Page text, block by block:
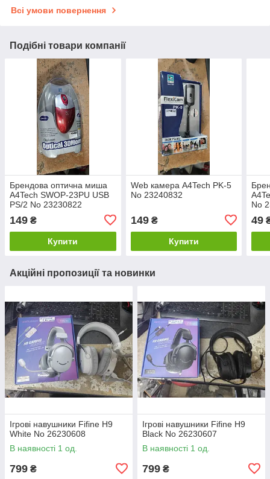
Всі умови повернення
Подібні товари компанії
Брендова оптична миша
A4Tech SWOP-23PU USB
PS/2 No 23230822
149 ₴
Купити
Web камера A4Tech PK-5
No 23240832
149₴
Купити
No
49
Акційні пропозиції та новинки
Ігрові навушники Fifine H9
White No 26230608
В наявності 1 од.
799 ₴
Ігрові навушники Fifine H9
Black No 26230607
В наявності 1 од.
799 ₴